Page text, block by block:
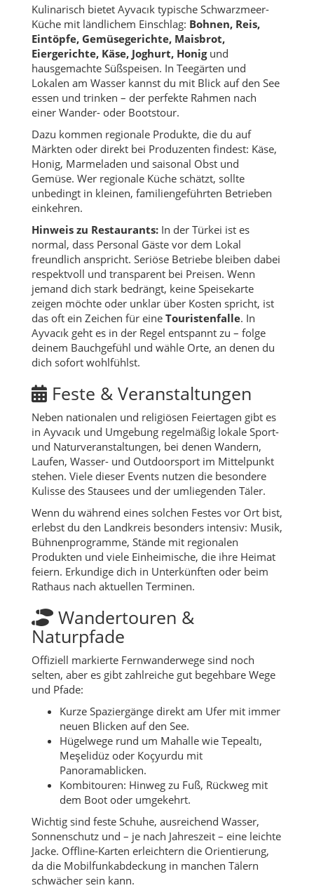
Kulinarisch bietet Ayvacık typische Schwarzmeer-
Küche mit ländlichem Einschlag: Bohnen, Reis,
Eintöpfe, Gemüsegerichte, Maisbrot,
Eiergerichte, Käse, Joghurt, Honigund
hausgemachte Süßspeisen. In Teegärten und
Lokalen am Wasser kannst du mit Blick auf den See
essen und trinken – der perfekte Rahmen nach
einer Wander- oder Bootstour.
Dazu kommen regionale Produkte, die du auf
Märkten oder direkt bei Produzenten findest: Käse,
Honig, Marmeladen und saisonal Obst und
Gemüse. Wer regionale Küche schätzt, sollte
unbedingt in kleinen, familiengeführten Betrieben
einkehren.
Hinweis zu Restaurants: In der Türkei ist es
normal, dass Personal Gäste vor dem Lokal
freundlich anspricht. Seriöse Betriebe bleiben dabei
respektvoll und transparent bei Preisen. Wenn
jemand dich stark bedrängt, keine Speisekarte
zeigen möchte oder unklar über Kosten spricht, ist
das oft ein Zeichen für eine Touristenfalle. In
Ayvacık geht es in der Regel entspannt zu – folge
deinem Bauchgefühl und wähle Orte, an denen du
dich sofort wohlfühlst.
Feste & Veranstaltungen
Neben nationalen und religiösen Feiertagen gibt es
in Ayvacık und Umgebung regelmäßig lokale Sport-
und Naturveranstaltungen, bei denen Wandern,
Laufen, Wasser- und Outdoorsport im Mittelpunkt
stehen. Viele dieser Events nutzen die besondere
Kulisse des Stausees und der umliegenden Täler.
Wenn du während eines solchen Festes vor Ort bist,
erlebst du den Landkreis besonders intensiv: Musik,
Bühnenprogramme, Stände mit regionalen
Produkten und viele Einheimische, die ihre Heimat
feiern. Erkundige dich in Unterkünften oder beim
Rathaus nach aktuellen Terminen.
Wandertouren &
Naturpfade
Offiziell markierte Fernwanderwege sind noch
selten, aber es gibt zahlreiche gut begehbare Wege
und Pfade:
Kurze Spaziergänge direkt am Ufer mit immer
neuen Blicken auf den See.
Hügelwege rund um Mahalle wie Tepealtı,
Meşelidüz oder Koçyurdu mit
Panoramablicken.
Kombitouren: Hinweg zu Fuß, Rückweg mit
dem Boot oder umgekehrt.
Wichtig sind feste Schuhe, ausreichend Wasser,
Sonnenschutz und – je nach Jahreszeit – eine leichte
Jacke. Offline-Karten erleichtern die Orientierung,
da die Mobilfunkabdeckung in manchen Tälern
schwächer sein kann.